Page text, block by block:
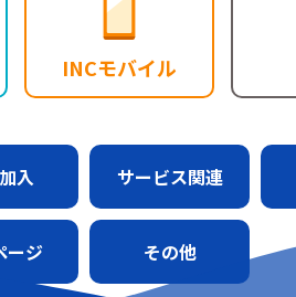
INCモバイル
入 サービス関連
ージ その他